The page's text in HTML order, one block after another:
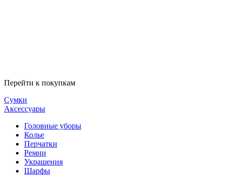
Перейти к покупкам
Сумки
Аксессуары
Головные уборы
Колье
Перчатки
Ремни
Украшения
Шарфы